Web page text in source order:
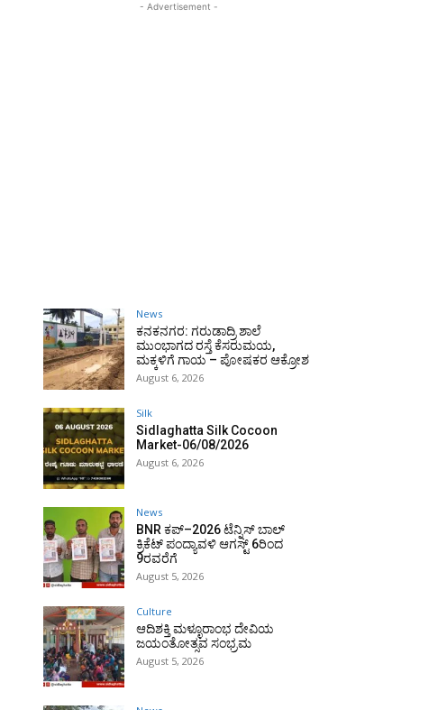
- Advertisement -
News
ಕನಕನಗರ: ಗರುಡಾದ್ರಿ ಶಾಲೆ
ಮುಂಭಾಗದ ರಸ್ತೆ ಕೆಸರುಮಯ,
ಮಕ್ಕಳಿಗೆ ಗಾಯ – ಪೋಷಕರ ಆಕ್ರೋಶ
August 6, 2026
Silk
Sidlaghatta Silk Cocoon
Market-06/08/2026
August 6, 2026
News
BNR ಕಪ್–2026 ಟೆನ್ನಿಸ್ ಬಾಲ್
ಕ್ರಿಕೆಟ್ ಪಂದ್ಯಾವಳಿ ಆಗಸ್ಟ್ 6ರಿಂದ
9ರವರೆಗೆ
August 5, 2026
Culture
ಆದಿಶಕ್ತಿ ಮಳ್ಳೂರಾಂಭ ದೇವಿಯ
ಜಯಂತೋತ್ಸವ ಸಂಭ್ರಮ
August 5, 2026